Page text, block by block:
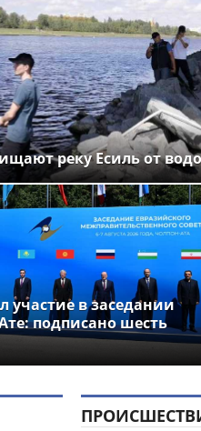
реку Есиль от
участие в заседании
подписано шесть